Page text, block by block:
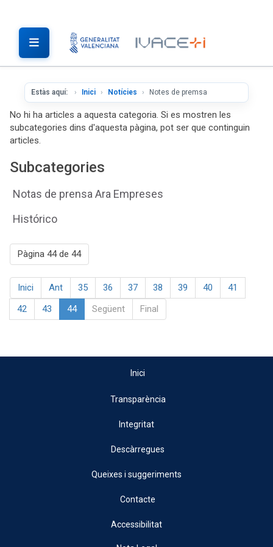
Estàs aquí: Inici Notícies Notes de premsa
No hi ha articles a aquesta categoria. Si es mostren les
subcategories dins d'aquesta pàgina, pot ser que continguin
articles.
Subcategories
Notas de prensa Ara Empreses
Histórico
Pàgina 44 de 44
Inici Ant 35 36 37 38 39 40
41
42
43 44 Següent Final
Inici
Transparència
Integritat
Descàrregues
Queixes i suggeriments
Contacte
Accessibilitat